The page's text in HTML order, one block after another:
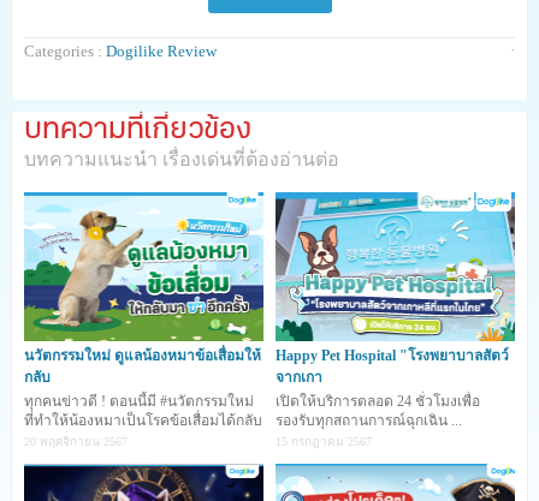
ข้อดีของการที่น้องหมา น้องแมว มีป้ายห้อยคอ
- ป้ายห้อยคอที่ดีควรมี ชื่อสัตว์เลี้ยง , เบอร์โทรเจ้าของ
(อย่างน้อย 1 เบอร์)
- ป้ายห้อยคอจะมีประโยชน์เวลาที่เราพาน้องหมา น้องแมว
ออกไปนอกบ้านแล้วเกิดการพลัดหลงกัน คนที่พบเห็นจะรู้ว่า
พวกเขาเป็นสัตว์เลี้ยงที่มีเจ้าของ
- ผู้ที่ช่วยเหลือน้องหมา น้องแมวจะสามารถติดต่อเจ้าของ
เพื่อให้มารับสัตว์เลี้ยงได้
- การที่น้องหมา น้องแมว หลงทางที่มีป้ายห้อยคอจะเพิ่ม
โอกาสในการได้กลับบ้านมากขึ้น
รู้แบบนี้แล้วเรามาติดป้ายห้อยคอให้ลูก ๆ ของเรากันเถอะค่ะ
Categories : Dogilike Review ·
บทความที่เกี่ยวข้อง
บทความแนะนำ เรื่องเด่นที่ต้องอ่านต่อ
นวัตกรรมใหม่ ดูแลน้องหมาข้อเสื่อมให้
กลับ
ทุกคนข่าวดี ! ตอนนี้มี #นวัตกรรมใหม่
ที่ทำให้น้องหมาเป็นโรคข้อเสื่อมได้กลับ
มาซ่าอีกคร
20 พฤศจิกายน 2567
Happy Pet Hospital "โรงพยาบาลสัตว์
จากเกา
เปิดให้บริการตลอด 24 ชั่วโมงเพื่อ
รองรับทุกสถานการณ์ฉุกเฉิน ...
15 กรกฎาคม 2567